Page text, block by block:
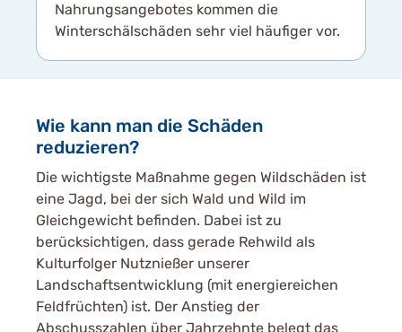
Nahrungsangebotes kommen die
Winterschälschäden sehr viel häufiger vor.
Wie kann man die Schäden
reduzieren?
Die wichtigste Maßnahme gegen Wildschäden ist
eine Jagd, bei der sich Wald und Wild im
Gleichgewicht befinden. Dabei ist zu
berücksichtigen, dass gerade Rehwild als
Kulturfolger Nutznießer unserer
Landschaftsentwicklung (mit energiereichen
Feldfrüchten) ist. Der Anstieg der
Abschusszahlen über Jahrzehnte belegt das